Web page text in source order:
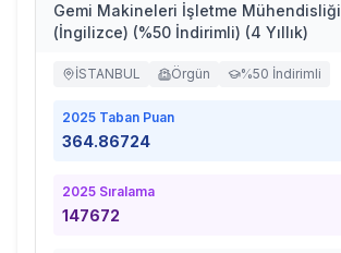
Gemi Makineleri İşletme Mühendisliği
(İngilizce) (%50 İndirimli) (4 Yıllık)
İSTANBUL Örgün %50 İndirimli
2025 Taban Puan
364.86724
2025 Sıralama
147672